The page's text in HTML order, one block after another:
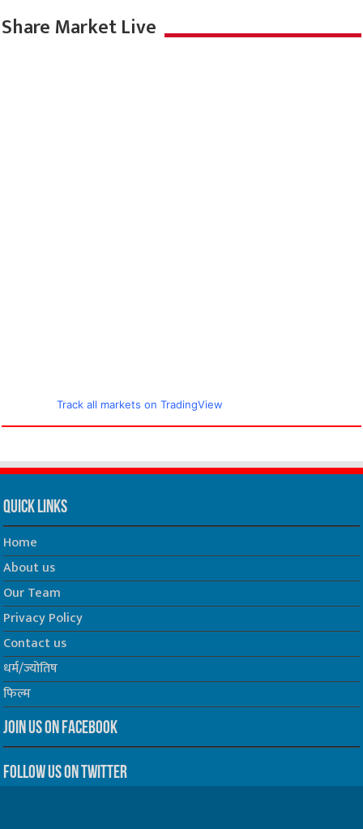
Share Market Live
Track all markets on TradingView
Quick Links
Home
About us
Our Team
Privacy Policy
Contact us
धर्म/ज्योतिष
फिल्म
Join us on Facebook
Follow us on Twitter